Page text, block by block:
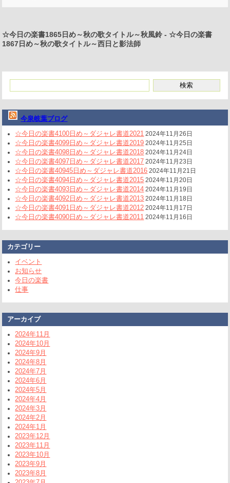
☆今日の楽書1865日め～秋の歌タイトル～秋風鈴 -☆今日の楽書
1867日め～秋の歌タイトル～西日と影法師
今泉岐葉ブログ
☆今日の楽書4100日め～ダジャレ書道2021 2024年11月26日
☆今日の楽書4099日め～ダジャレ書道2019 2024年11月25日
☆今日の楽書4098日め～ダジャレ書道2018 2024年11月24日
☆今日の楽書4097日め～ダジャレ書道2017 2024年11月23日
☆今日の楽書40945日め～ダジャレ書道2016 2024年11月21日
☆今日の楽書4094日め～ダジャレ書道2015 2024年11月20日
☆今日の楽書4093日め～ダジャレ書道2014 2024年11月19日
☆今日の楽書4092日め～ダジャレ書道2013 2024年11月18日
☆今日の楽書4091日め～ダジャレ書道2012 2024年11月17日
☆今日の楽書4090日め～ダジャレ書道2011 2024年11月16日
カテゴリー
イベント
お知らせ
今日の楽書
仕事
アーカイブ
2024年11月
2024年10月
2024年9月
2024年8月
2024年7月
2024年6月
2024年5月
2024年4月
2024年3月
2024年2月
2024年1月
2023年12月
2023年11月
2023年10月
2023年9月
2023年8月